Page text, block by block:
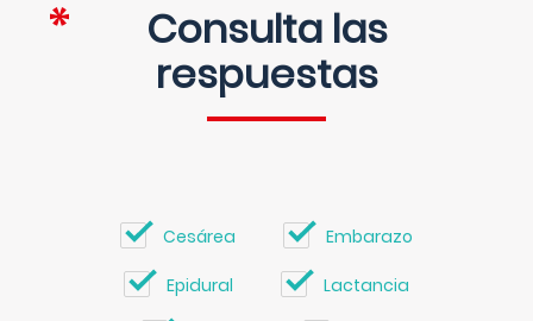
Consulta las
respuestas
Cesárea Embarazo
Epidural Lactancia